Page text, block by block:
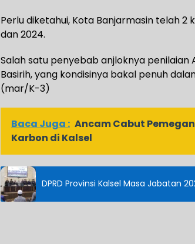
Perlu diketahui, Kota Banjarmasin telah
dan 2024.
Salah satu penyebab anjloknya penilaian
Basirih, yang kondisinya bakal penuh
(mar/K-3)
Baca Juga : Ancam Cabut
Karbon di Kalsel
DPRD Provinsi Kalsel Masa Jabatan